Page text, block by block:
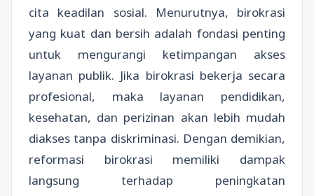
cita keadilan sosial. Menurutnya, birokrasi
yang kuat dan bersih adalah fondasi penting
untuk mengurangi ketimpangan akses
layanan publik. Jika birokrasi bekerja secara
profesional, maka layanan pendidikan,
kesehatan, dan perizinan akan lebih mudah
diakses tanpa diskriminasi. Dengan demikian,
reformasi birokrasi memiliki dampak
langsung terhadap peningkatan